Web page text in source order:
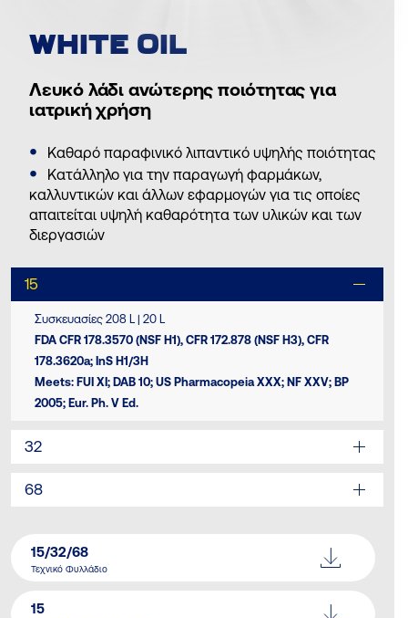
WHITE OIL
Λευκό λάδι ανώτερης ποιότητας για
ιατρική χρήση
Καθαρό παραφινικό λιπαντικό υψηλής ποιότητας
Κατάλληλο για την παραγωγή φαρμάκων,
καλλυντικών και άλλων εφαρμογών για τις οποίες
απαιτείται υψηλή καθαρότητα των υλικών και των
διεργασιών
15
Συσκευασίες 208 L | 20 L
FDA CFR 178.3570 (NSF H1), CFR 172.878 (NSF H3), CFR
178.3620a; InS H1/3H
Meets: FUI XI; DAB 10; US Pharmacopeia XXX; NF XXV; BP
2005; Eur. Ph. V Ed.
32
68
15/32/68
Τεχνικό Φυλλάδιο
15